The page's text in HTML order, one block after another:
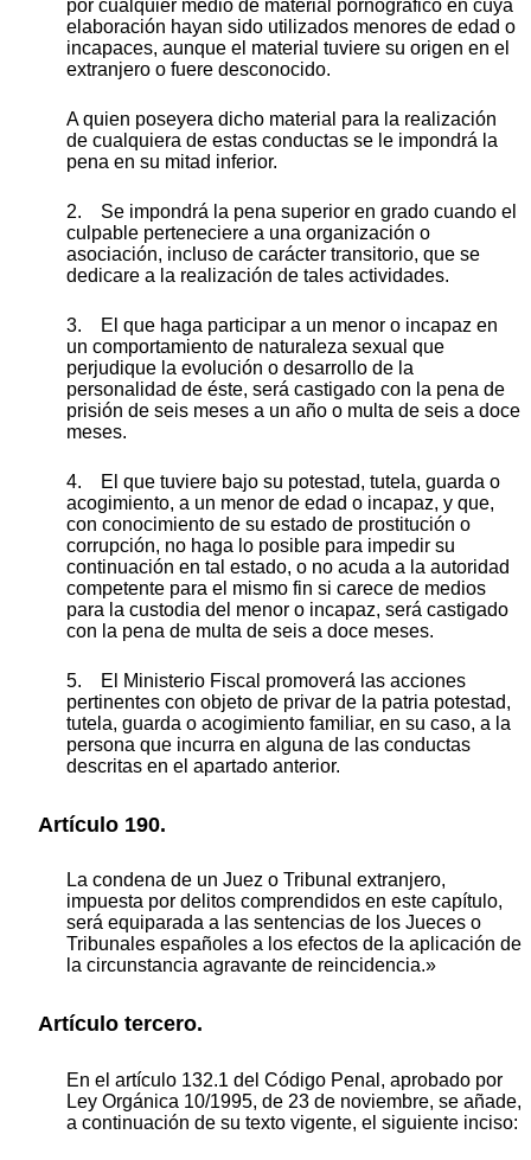
por cualquier medio de material pornográfico en cuya
elaboración hayan sido utilizados menores de edad o
incapaces, aunque el material tuviere su origen en el
extranjero o fuere desconocido.
A quien poseyera dicho material para la realización
de cualquiera de estas conductas se le impondrá la
pena en su mitad inferior.
2. Se impondrá la pena superior en grado cuando el
culpable perteneciere a una organización o
asociación, incluso de carácter transitorio, que se
dedicare a la realización de tales actividades.
3. El que haga participar a un menor o incapaz en
un comportamiento de naturaleza sexual que
perjudique la evolución o desarrollo de la
personalidad de éste, será castigado con la pena de
prisión de seis meses a un año o multa de seis a doce
meses.
4. El que tuviere bajo su potestad, tutela, guarda o
acogimiento, a un menor de edad o incapaz, y que,
con conocimiento de su estado de prostitución o
corrupción, no haga lo posible para impedir su
continuación en tal estado, o no acuda a la autoridad
competente para el mismo fin si carece de medios
para la custodia del menor o incapaz, será castigado
con la pena de multa de seis a doce meses.
5. El Ministerio Fiscal promoverá las acciones
pertinentes con objeto de privar de la patria potestad,
tutela, guarda o acogimiento familiar, en su caso, a la
persona que incurra en alguna de las conductas
descritas en el apartado anterior.
Artículo 190.
La condena de un Juez o Tribunal extranjero,
impuesta por delitos comprendidos en este capítulo,
será equiparada a las sentencias de los Jueces o
Tribunales españoles a los efectos de la aplicación de
la circunstancia agravante de reincidencia.»
Artículo tercero.
En el artículo 132.1 del Código Penal, aprobado por
Ley Orgánica 10/1995, de 23 de noviembre, se añade,
a continuación de su texto vigente, el siguiente inciso: